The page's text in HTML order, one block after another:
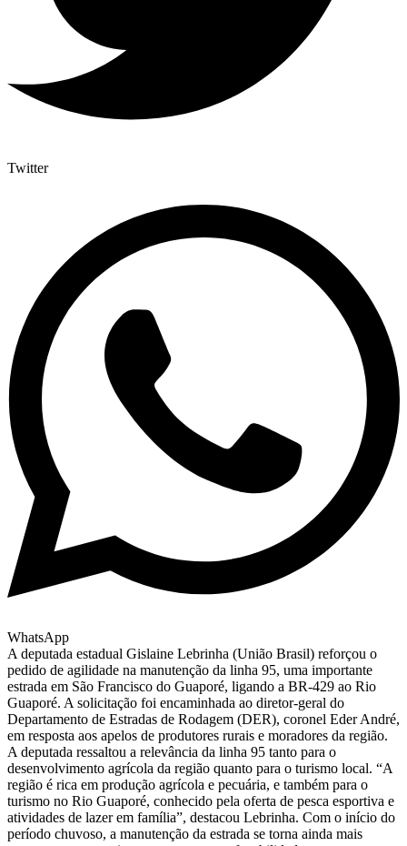
Twitter
WhatsApp
A deputada estadual Gislaine Lebrinha (União Brasil) reforçou o
pedido de agilidade na manutenção da linha 95, uma importante
estrada em São Francisco do Guaporé, ligando a BR-429 ao Rio
Guaporé. A solicitação foi encaminhada ao diretor-geral do
Departamento de Estradas de Rodagem (DER), coronel Eder André,
em resposta aos apelos de produtores rurais e moradores da região.
A deputada ressaltou a relevância da linha 95 tanto para o
desenvolvimento agrícola da região quanto para o turismo local. “A
região é rica em produção agrícola e pecuária, e também para o
turismo no Rio Guaporé, conhecido pela oferta de pesca esportiva e
atividades de lazer em família”, destacou Lebrinha. Com o início do
período chuvoso, a manutenção da estrada se torna ainda mais